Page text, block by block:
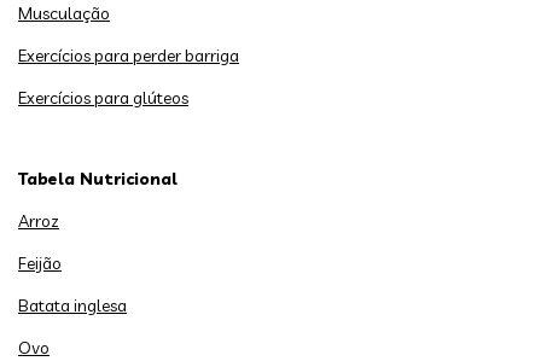
Musculação
Exercícios para perder barriga
Exercícios para glúteos
Tabela Nutricional
Arroz
Feijão
Batata inglesa
Ovo